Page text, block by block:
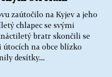
zaútočilo na Kyjev a jeho
chlapec se svými
bratr skončili se
na obce blízko
desítky...